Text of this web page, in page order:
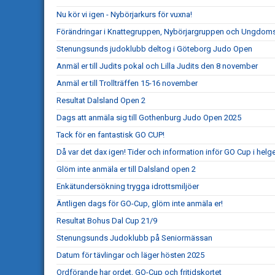
Nu kör vi igen - Nybörjarkurs för vuxna!
Förändringar i Knattegruppen, Nybörjargruppen och
Stenungsunds judoklubb deltog i Göteborg Judo Open
Anmäl er till Judits pokal och Lilla Judits den 8 november
Anmäl er till Trollträffen 15-16 november
Resultat Dalsland Open 2
Dags att anmäla sig till Gothenburg Judo Open 2025
Tack för en fantastisk GO CUP!
Då var det dax igen! Tider och information inför GO Cup i
Glöm inte anmäla er till Dalsland open 2
Enkätundersökning trygga idrottsmiljöer
Äntligen dags för GO-Cup, glöm inte anmäla er!
Resultat Bohus Dal Cup 21/9
Stenungsunds Judoklubb på Seniormässan
Datum för tävlingar och läger hösten 2025
Ordförande har ordet, GO-Cup och fritidskortet